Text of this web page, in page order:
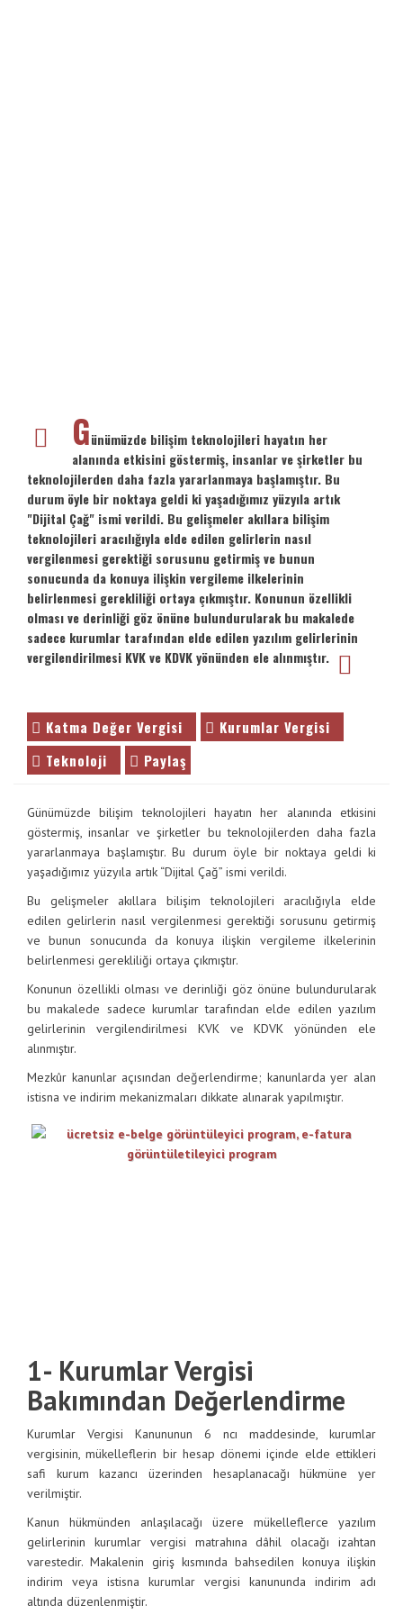
Günümüzde bilişim teknolojileri hayatın her
alanında etkisini göstermiş, insanlar ve şirketler bu
teknolojilerden daha fazla yararlanmaya başlamıştır. Bu
durum öyle bir noktaya geldi ki yaşadığımız yüzyıla artık
"Dijital Çağ" ismi verildi. Bu gelişmeler akıllara bilişim
teknolojileri aracılığıyla elde edilen gelirlerin nasıl
vergilenmesi gerektiği sorusunu getirmiş ve bunun
sonucunda da konuya ilişkin vergileme ilkelerinin
belirlenmesi gerekliliği ortaya çıkmıştır. Konunun özellikli
olması ve derinliği göz önüne bulundurularak bu makalede
sadece kurumlar tarafından elde edilen yazılım gelirlerinin
vergilendirilmesi KVK ve KDVK yönünden ele alınmıştır.
Katma Değer Vergisi
Kurumlar Vergisi
Teknoloji
Paylaş
Günümüzde bilişim teknolojileri hayatın her alanında etkisini
göstermiş, insanlar ve şirketler bu teknolojilerden daha fazla
yararlanmaya başlamıştır. Bu durum öyle bir noktaya geldi ki
yaşadığımız yüzyıla artık “Dijital Çağ” ismi verildi.
Bu gelişmeler akıllara bilişim teknolojileri aracılığıyla elde
edilen gelirlerin nasıl vergilenmesi gerektiği sorusunu getirmiş
ve bunun sonucunda da konuya ilişkin vergileme ilkelerinin
belirlenmesi gerekliliği ortaya çıkmıştır.
Konunun özellikli olması ve derinliği göz önüne bulundurularak
bu makalede sadece kurumlar tarafından elde edilen yazılım
gelirlerinin vergilendirilmesi KVK ve KDVK yönünden ele
alınmıştır.
Mezkûr kanunlar açısından değerlendirme; kanunlarda yer alan
istisna ve indirim mekanizmaları dikkate alınarak yapılmıştır.
1- Kurumlar Vergisi
Bakımından Değerlendirme
Kurumlar Vergisi Kanununun 6 ncı maddesinde, kurumlar
vergisinin, mükelleflerin bir hesap dönemi içinde elde ettikleri
safi kurum kazancı üzerinden hesaplanacağı hükmüne yer
verilmiştir.
Kanun hükmünden anlaşılacağı üzere mükelleflerce yazılım
gelirlerinin kurumlar vergisi matrahına dâhil olacağı izahtan
varestedir. Makalenin giriş kısmında bahsedilen konuya ilişkin
indirim veya istisna kurumlar vergisi kanununda indirim adı
altında düzenlenmiştir.